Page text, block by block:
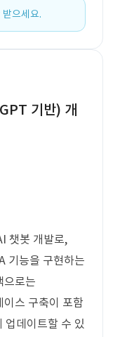
으세요.
기반) 개
챗봇 개발로,
기능을 구현하는
으로는
스 구축이 포함
업데이트할 수 있